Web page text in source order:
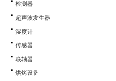
检测器
超声波发生器
湿度计
传感器
联轴器
烘烤设备